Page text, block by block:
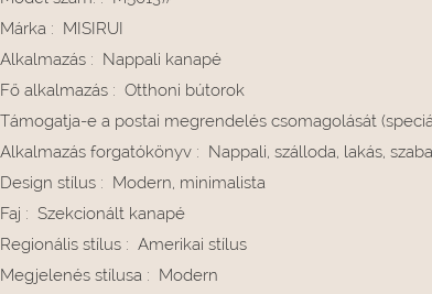
Márka : MISIRUI
Alkalmazás : Nappali kanapé
Fő alkalmazás : Otthoni bútorok
Támogatja-e a postai megrendelés csomagolását
Alkalmazás forgatókönyv : Nappali, szálloda, lakás,
Design stílus : Modern, minimalista
Faj : Szekcionált kanapé
Regionális stílus : Amerikai stílus
Megjelenés stílusa : Modern